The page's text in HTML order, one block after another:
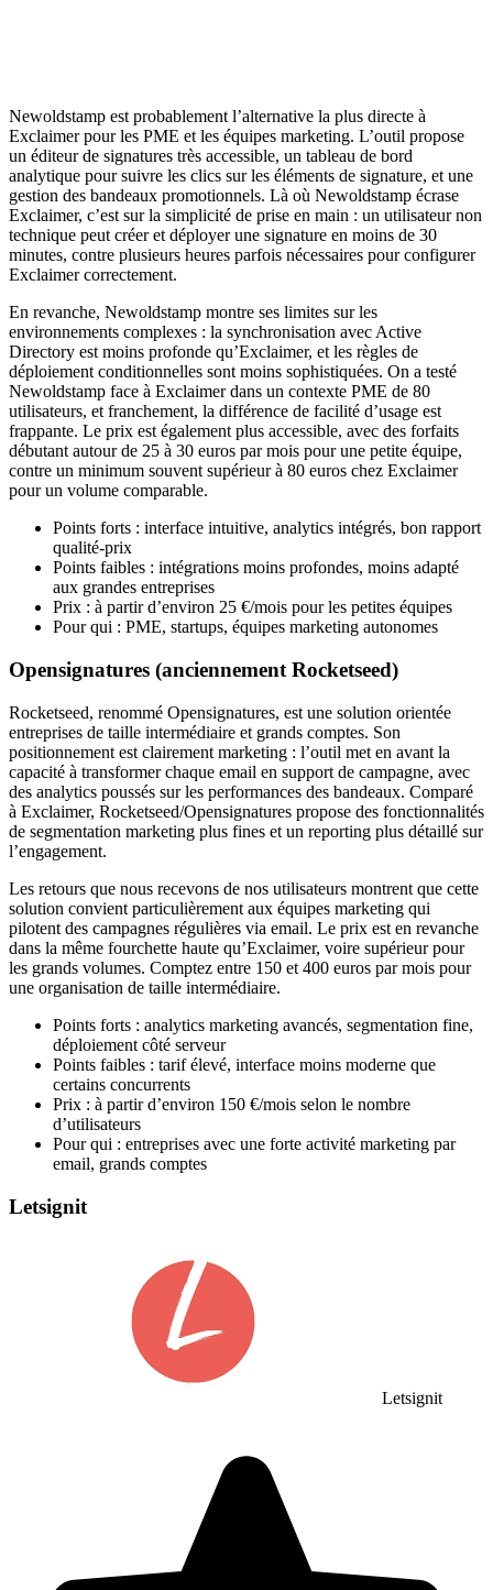
Newoldstamp est probablement l’alternative la plus directe à
Exclaimer pour les PME et les équipes marketing. L’outil propose
un éditeur de signatures très accessible, un tableau de bord
analytique pour suivre les clics sur les éléments de signature, et une
gestion des bandeaux promotionnels. Là où Newoldstamp écrase
Exclaimer, c’est sur la simplicité de prise en main : un utilisateur non
technique peut créer et déployer une signature en moins de 30
minutes, contre plusieurs heures parfois nécessaires pour configurer
Exclaimer correctement.
En revanche, Newoldstamp montre ses limites sur les
environnements complexes : la synchronisation avec Active
Directory est moins profonde qu’Exclaimer, et les règles de
déploiement conditionnelles sont moins sophistiquées. On a testé
Newoldstamp face à Exclaimer dans un contexte PME de 80
utilisateurs, et franchement, la différence de facilité d’usage est
frappante. Le prix est également plus accessible, avec des forfaits
débutant autour de 25 à 30 euros par mois pour une petite équipe,
contre un minimum souvent supérieur à 80 euros chez Exclaimer
pour un volume comparable.
Points forts : interface intuitive, analytics intégrés, bon rapport
qualité-prix
Points faibles : intégrations moins profondes, moins adapté
aux grandes entreprises
Prix : à partir d’environ 25 €/mois pour les petites équipes
Pour qui : PME, startups, équipes marketing autonomes
Opensignatures (anciennement Rocketseed)
Rocketseed, renommé Opensignatures, est une solution orientée
entreprises de taille intermédiaire et grands comptes. Son
positionnement est clairement marketing : l’outil met en avant la
capacité à transformer chaque email en support de campagne, avec
des analytics poussés sur les performances des bandeaux. Comparé
à Exclaimer, Rocketseed/Opensignatures propose des fonctionnalités
de segmentation marketing plus fines et un reporting plus détaillé sur
l’engagement.
Les retours que nous recevons de nos utilisateurs montrent que cette
solution convient particulièrement aux équipes marketing qui
pilotent des campagnes régulières via email. Le prix est en revanche
dans la même fourchette haute qu’Exclaimer, voire supérieur pour
les grands volumes. Comptez entre 150 et 400 euros par mois pour
une organisation de taille intermédiaire.
Points forts : analytics marketing avancés, segmentation fine,
déploiement côté serveur
Points faibles : tarif élevé, interface moins moderne que
certains concurrents
Prix : à partir d’environ 150 €/mois selon le nombre
d’utilisateurs
Pour qui : entreprises avec une forte activité marketing par
email, grands comptes
Letsignit
Letsignit